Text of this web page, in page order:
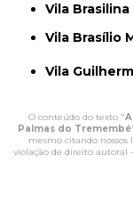
Vila Brasilina
Vila Brasílio
Vila
O conteúdo do texto "
Palmas do Tremembé
mesmo citando
violação de direito autoral